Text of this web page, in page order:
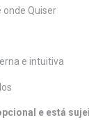
onde Quiser
e intuitiva
e está